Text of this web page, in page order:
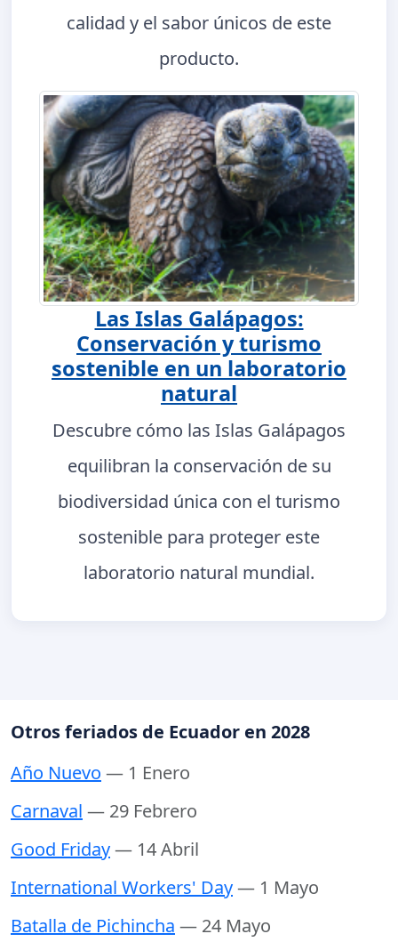
calidad y el sabor únicos de este
producto.
Las Islas Galápagos:
Conservación y turismo
sostenible en un laboratorio
natural
Descubre cómo las Islas Galápagos
equilibran la conservación de su
biodiversidad única con el turismo
sostenible para proteger este
laboratorio natural mundial.
Otros feriados de Ecuador en 2028
Año Nuevo — 1 Enero
Carnaval — 29 Febrero
Good Friday— 14 Abril
International Workers' Day— 1 Mayo
Batalla de Pichincha — 24 Mayo